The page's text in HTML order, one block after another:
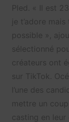
Pled. « Il est
je t’adore
possible »,
sélectionné
créateurs ont
sur TikTok.
l’une des
mettre un
casting en